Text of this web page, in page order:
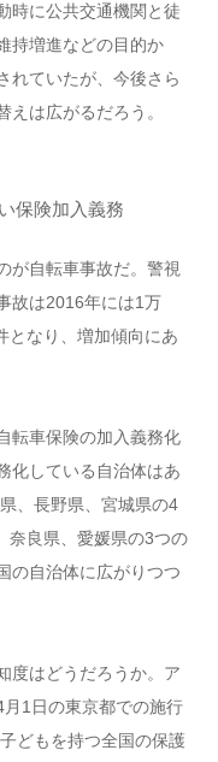
時に公共交通機関と徒
持増進などの目的か
れていたが、今後さら
は広がるだろう。
保険加入義務
が自転車事故だ。警視
故は2016年には1万
となり、増加傾向にあ
転車保険の加入義務化
化している自治体はあ
、長野県、宮城県の4
奈良県、愛媛県の3つの
の自治体に広がりつつ
度はどうだろうか。ア
1日の東京都での施行
どもを持つ全国の保護